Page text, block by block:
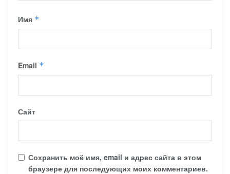
Имя *
Email *
Сайт
Сохранить моё имя, email и адрес сайта в этом
браузере для последующих моих комментариев.